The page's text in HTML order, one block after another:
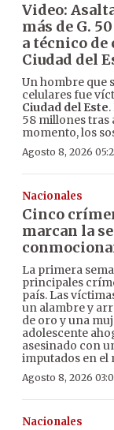
Video:
más de G.
a técnico de
Ciudad del
Un hombre que
celulares fue
Ciudad del Este
58 millones tras
momento, los
Agosto 8, 2026
Nacionales
Cinco
marcan la
La primera
principales
país. Las
un alambre y
de oro y una
adolescente
asesinado con
imputados en el
Agosto 8, 2026
Nacionales